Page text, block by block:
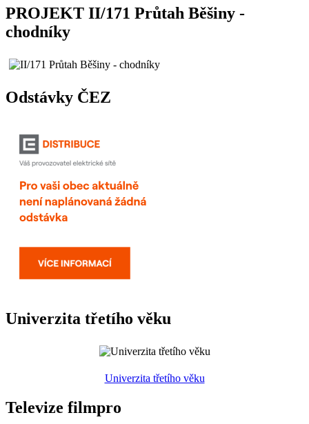
PROJEKT II/171 Průtah Běšiny -
chodníky
Odstávky ČEZ
Univerzita třetího věku
Univerzita třetího věku
Televize filmpro